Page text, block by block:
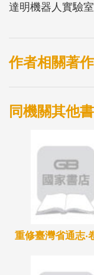
達明機器人實驗室
作者相關著作
同機關其他
重修臺灣省通志‧